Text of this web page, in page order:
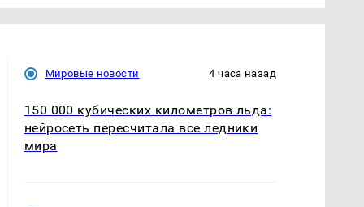
Мировые новости 4 часа назад
150 000 кубических километров льда:
нейросеть пересчитала все ледники
мира